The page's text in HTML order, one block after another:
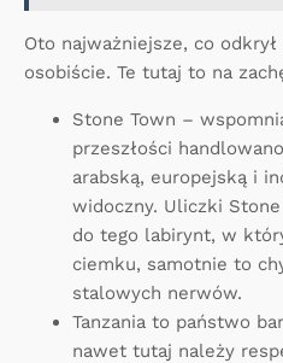
Oto najważniejsze, co
osobiście. Te tutaj to na
Stone Town –
przeszłości
arabską, europejską i
widoczny. Uliczki
do tego labirynt, w
ciemku, samotnie to
stalowych nerwów.
Tanzania to państwo
nawet tutaj należy